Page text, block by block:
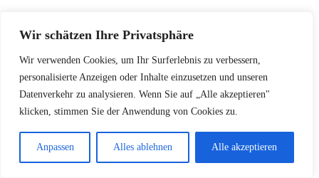
Wir schätzen Ihre Privatsphäre
Wir verwenden Cookies, um Ihr Surferlebnis zu verbessern,
personalisierte Anzeigen oder Inhalte einzusetzen und unseren
Datenverkehr zu analysieren. Wenn Sie auf „Alle akzeptieren"
klicken, stimmen Sie der Anwendung von Cookies zu.
Anpassen Alles ablehnen Alle akzeptieren
Viele Unternehmen bieten interneElternzeit
Beratungan. Sprechen Sie frühzeitig mit Ihrer
Personalabteilung, um individuelle Lösungen zu
Wichtige Beratungsaspekte umfassen: